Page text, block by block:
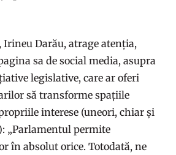
Irineu Darău, atrage atenția,
sa de social media, asupra
legislative, care ar oferi
să transforme spațiile
interese (uneori, chiar și
„Parlamentul permite
în absolut orice. Totodată, ne